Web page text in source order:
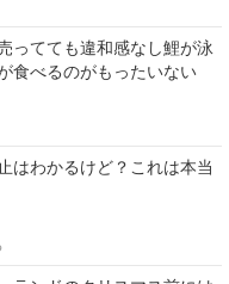
ってても違和感なし鯉が泳
食べるのがもったいない
はわかるけど？これは本当